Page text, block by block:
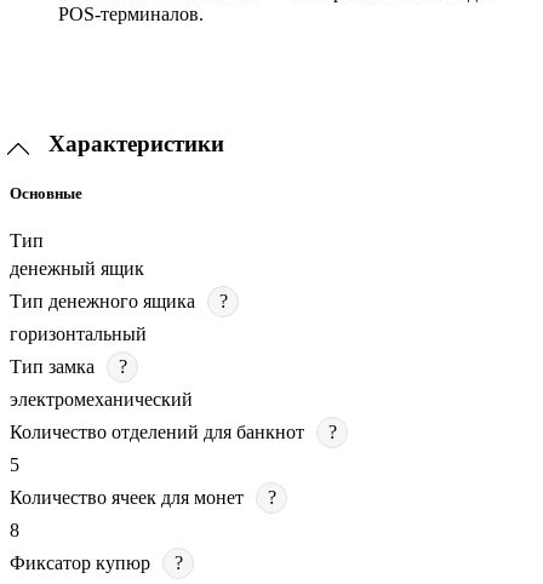
POS-терминалов.
Характеристики
Основные
Тип
денежный ящик
Тип денежного ящика
?
горизонтальный
Тип замка
?
электромеханический
Количество отделений для банкнот
?
5
Количество ячеек для монет
?
8
Фиксатор купюр
?